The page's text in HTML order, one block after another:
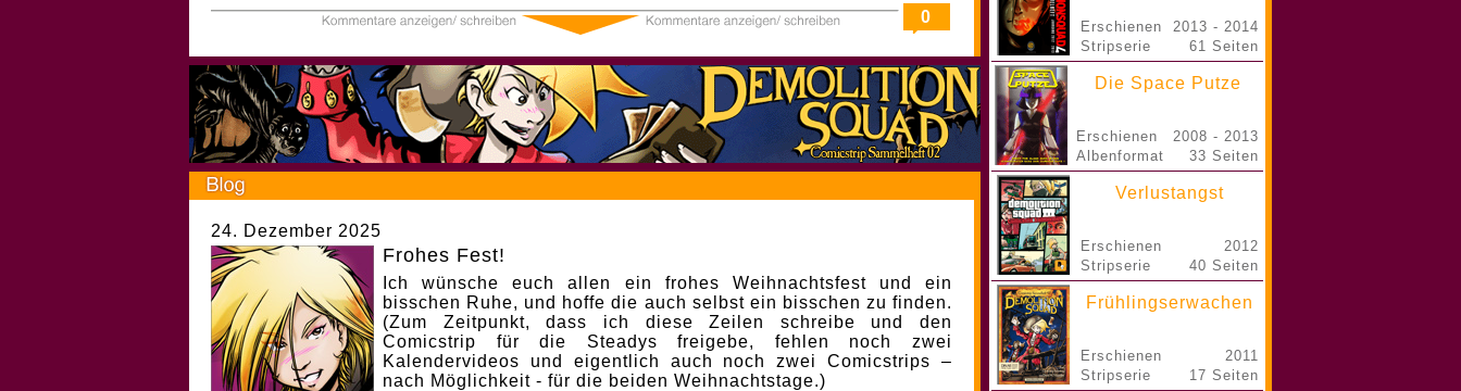
0
24. Dezember 2025
Frohes Fest!
Ich wünsche euch allen ein frohes Weihnachtsfest und ein
bisschen Ruhe, und hoffe die auch selbst ein bisschen zu finden.
(Zum Zeitpunkt, dass ich diese Zeilen schreibe und den
Comicstrip für die Steadys freigebe, fehlen noch zwei
Kalendervideos und eigentlich auch noch zwei Comicstrips –
nach Möglichkeit - für die beiden Weihnachtstage.)
Erschienen
Stripserie
2013 - 2014
61 Seiten
Die Space Putze
Erschienen
Albenformat
2008 - 2013
33 Seiten
Verlustangst
Erschienen
Stripserie
2012
40 Seiten
Frühlingserwachen
Erschienen
Stripserie
2011
17 Seiten